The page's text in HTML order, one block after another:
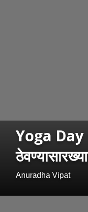
Yoga Day :
Anuradha Vipat